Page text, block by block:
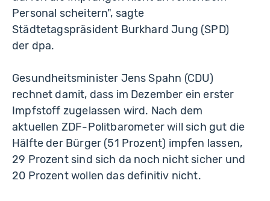
Personal scheitern", sagte
Städtetagspräsident Burkhard Jung (SPD)
der dpa.
Gesundheitsminister Jens Spahn (CDU)
rechnet damit, dass im Dezember ein erster
Impfstoff zugelassen wird. Nach dem
aktuellen ZDF-Politbarometer will sich gut die
Hälfte der Bürger (51 Prozent) impfen lassen,
29 Prozent sind sich da noch nicht sicher und
20 Prozent wollen das definitiv nicht.